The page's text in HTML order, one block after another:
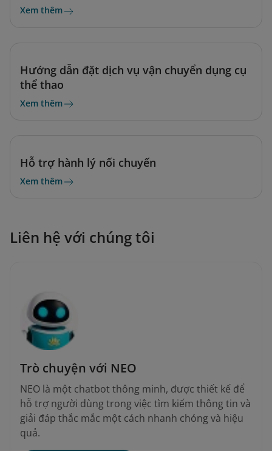
Xem thêm
Hướng dẫn đặt dịch vụ vận chuyển dụng cụ
thể thao
Xem thêm
Hỗ trợ hành lý nối chuyến
Xem thêm
Liên hệ với chúng tôi
Trò chuyện với NEO
NEO là một chatbot thông minh, được thiết kế để
hỗ trợ người dùng trong việc tìm kiếm thông tin và
giải đáp thắc mắc một cách nhanh chóng và hiệu
quả.